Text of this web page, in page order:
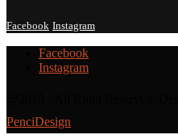
Facebook Instagram
Facebook
Instagram
PenciDesign